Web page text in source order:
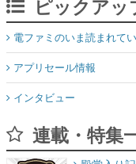
アプリセール情報
インタビュー
連載・特集
くの人々に読
した。